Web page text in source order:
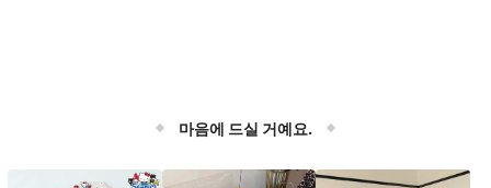
마음에 드실 거예요.